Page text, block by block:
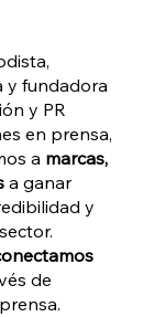
y fundadora
y PR
en prensa,
a marcas,
a ganar
y
de